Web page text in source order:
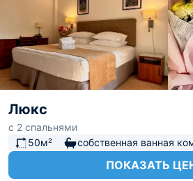
Люкс
с 2 спальнями
50м²
собственная ванная
ПОКАЗАТЬ